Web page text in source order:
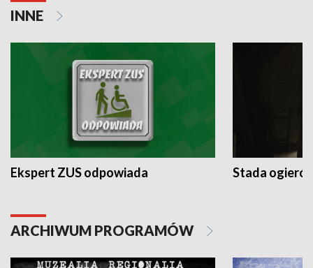
INNE
Ekspert ZUS odpowiada Stada
ARCHIWUM PROGRAMÓW